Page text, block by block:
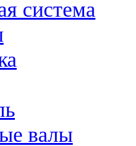
система
валы